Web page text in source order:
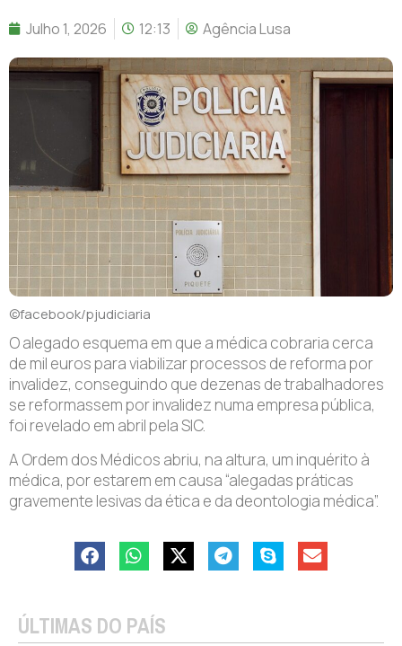
Julho 1, 2026 12:13 Agência Lusa
©facebook/pjudiciaria
O alegado esquema em que a médica cobraria cerca
de mil euros para viabilizar processos de reforma por
invalidez, conseguindo que dezenas de trabalhadores
se reformassem por invalidez numa empresa pública,
foi revelado em abril pela SIC.
A Ordem dos Médicos abriu, na altura, um inquérito à
médica, por estarem em causa “alegadas práticas
gravemente lesivas da ética e da deontologia médica”.
ÚLTIMAS DO PAÍS